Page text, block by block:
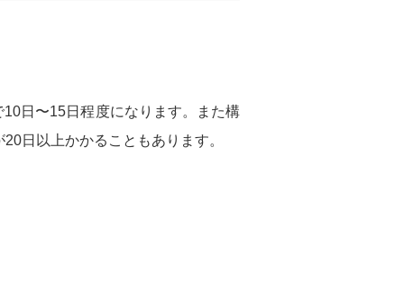
日〜15日程度になります。また構
日以上かかることもあります。